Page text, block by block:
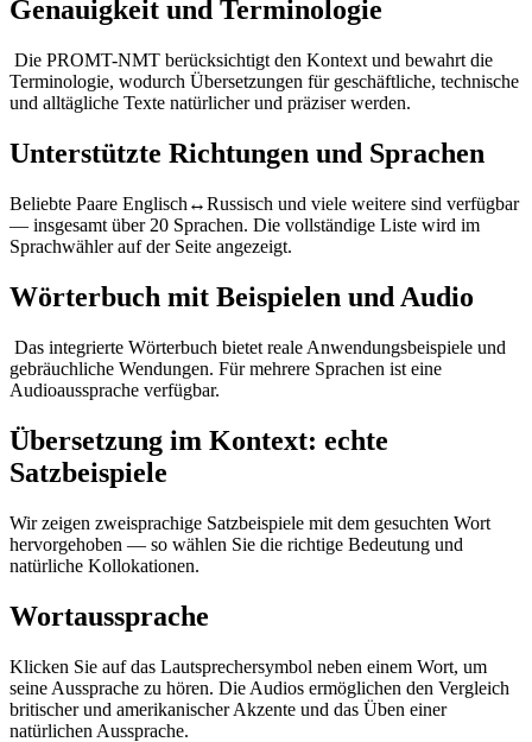
Genauigkeit und Terminologie
Die PROMT-NMT berücksichtigt den Kontext und bewahrt die
Terminologie, wodurch Übersetzungen für geschäftliche, technische
und alltägliche Texte natürlicher und präziser werden.
Unterstützte Richtungen und Sprachen
Beliebte Paare Englisch↔Russisch und viele weitere sind verfügbar
— insgesamt über 20 Sprachen. Die vollständige Liste wird im
Sprachwähler auf der Seite angezeigt.
Wörterbuch mit Beispielen und Audio
Das integrierte Wörterbuch bietet reale Anwendungsbeispiele und
gebräuchliche Wendungen. Für mehrere Sprachen ist eine
Audioaussprache verfügbar.
Übersetzung im Kontext: echte
Satzbeispiele
Wir zeigen zweisprachige Satzbeispiele mit dem gesuchten Wort
hervorgehoben — so wählen Sie die richtige Bedeutung und
natürliche Kollokationen.
Wortaussprache
Klicken Sie auf das Lautsprechersymbol neben einem Wort, um
seine Aussprache zu hören. Die Audios ermöglichen den Vergleich
britischer und amerikanischer Akzente und das Üben einer
natürlichen Aussprache.